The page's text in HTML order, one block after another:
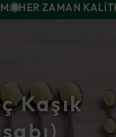
HER ZAMAN
Kaşık